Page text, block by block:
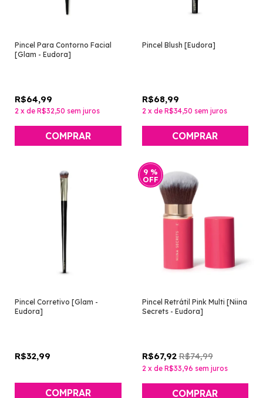
Pincel Para Contorno Facial
[Glam - Eudora]
R$64,99
2 x de R$32,50 sem juros
Pincel Blush [Eudora]
R$68,99
2 x de R$34,50 sem juros
Pincel Corretivo [Glam -
Eudora]
R$32,99
9 %
OFF
Pincel Retrátil Pink Multi [Niina
Secrets - Eudora]
R$67,92 R$74,99
2 x de R$33,96 sem juros